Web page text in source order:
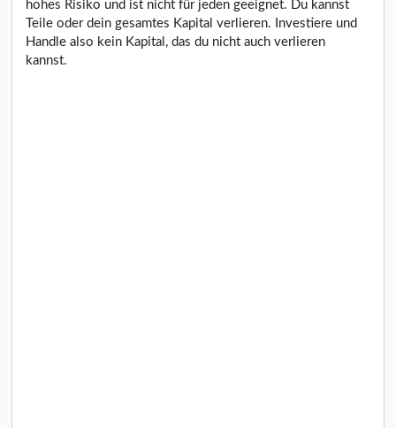
hohes Risiko und ist nicht für jeden geeignet. Du kannst
Teile oder dein gesamtes Kapital verlieren. Investiere und
Handle also kein Kapital, das du nicht auch verlieren
kannst.